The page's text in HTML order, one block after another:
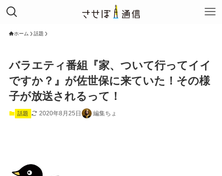
ホーム 話題
バラエティ番組『家、ついて行ってイイ
ですか？』が佐世保に来ていた！その様
子が放送されるって！
話題 2020年8月25日 編集ちょ